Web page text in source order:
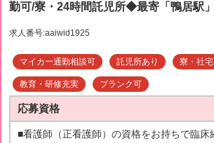
勤可/寮・24時間託児所◆最寄「鴨居駅」
求人番号:aaiwid1925
マイカー通勤相談可 託児所あり 寮・社宅
教育・研修充実 ブランク可
応募資格
■看護師（正看護師）の資格をお持ちで臨床